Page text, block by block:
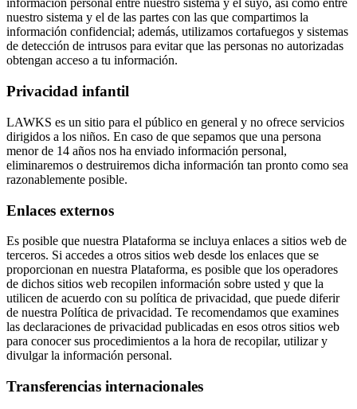
información personal entre nuestro sistema y el suyo, así como entre
nuestro sistema y el de las partes con las que compartimos la
información confidencial; además, utilizamos cortafuegos y sistemas
de detección de intrusos para evitar que las personas no autorizadas
obtengan acceso a tu información.
Privacidad infantil
LAWKS es un sitio para el público en general y no ofrece servicios
dirigidos a los niños. En caso de que sepamos que una persona
menor de 14 años nos ha enviado información personal,
eliminaremos o destruiremos dicha información tan pronto como sea
razonablemente posible.
Enlaces externos
Es posible que nuestra Plataforma se incluya enlaces a sitios web de
terceros. Si accedes a otros sitios web desde los enlaces que se
proporcionan en nuestra Plataforma, es posible que los operadores
de dichos sitios web recopilen información sobre usted y que la
utilicen de acuerdo con su política de privacidad, que puede diferir
de nuestra Política de privacidad. Te recomendamos que examines
las declaraciones de privacidad publicadas en esos otros sitios web
para conocer sus procedimientos a la hora de recopilar, utilizar y
divulgar la información personal.
Transferencias internacionales